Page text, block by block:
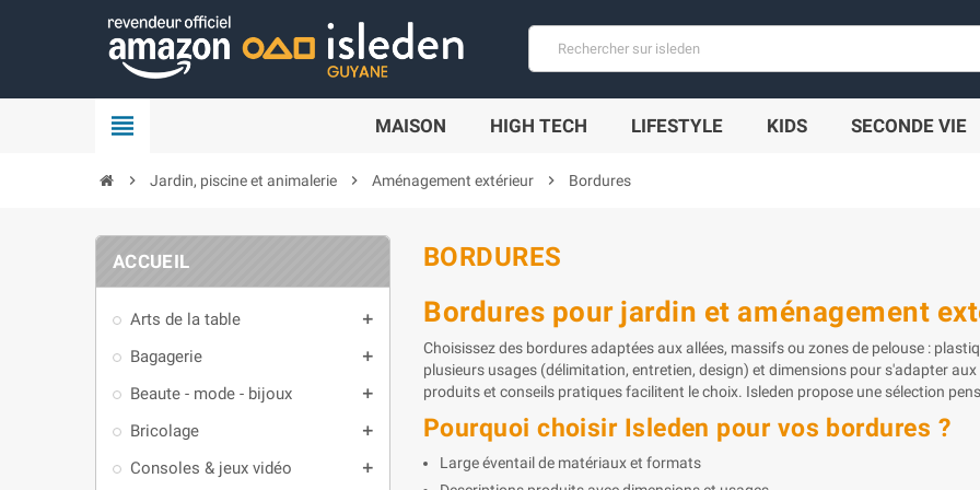
view_headline MAISON HIGH TECH LIFESTYLE KIDS SECONDE VIE
chevron_right Jardin, piscine et animalerie chevron_right Aménagement extérieur chevron_right Bordures
ACCUEIL
Arts de la table add
Bagagerie add
Beaute - mode - bijoux add
Bricolage add
Consoles & jeux vidéo add
BORDURES
Bordures pour jardin et aménagement
Choisissez des bordures adaptées aux allées, massifs ou zones de pelouse :
plusieurs usages (délimitation, entretien, design) et dimensions pour s'adapter
produits et conseils pratiques facilitent le choix. Isleden propose une sélection
Pourquoi choisir Isleden pour vos bordures ?
Large éventail de matériaux et formats